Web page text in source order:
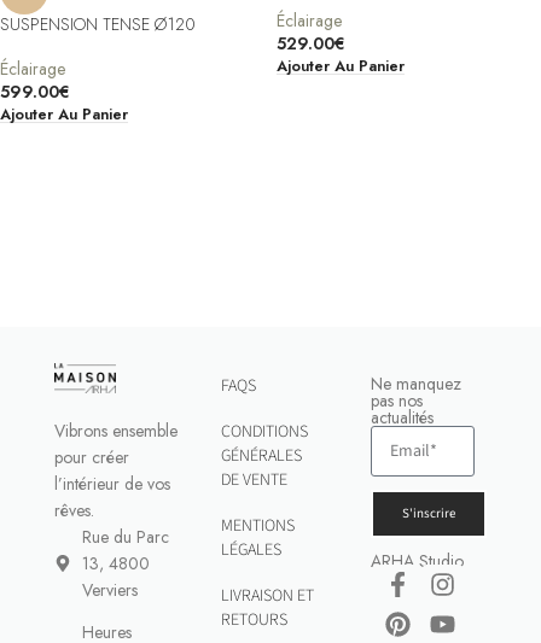
SUSPENSION TENSE Ø120
Éclairage
599.00€
Ajouter Au Panier
Éclairage
529.00€
Ajouter Au Panier
Vibrons ensemble
pour créer
l’intérieur de vos
rêves.
Rue du Parc
13, 4800
Verviers
Heures
FAQS
CONDITIONS
GÉNÉRALES
DE VENTE
MENTIONS
LÉGALES
LIVRAISON ET
RETOURS
Ne manquez
pas nos
actualités
S'inscrire
ARHA Studio